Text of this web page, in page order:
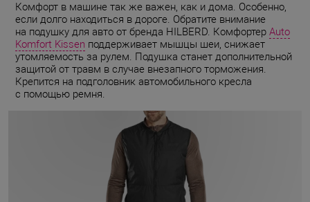
Комфорт в машине так же важен, как и дома. Особенно,
если долго находиться в дороге. Обратите внимание
на подушку для авто от бренда HILBERD. Комфортер Auto
Komfort Kissen поддерживает мышцы шеи, снижает
утомляемость за рулем. Подушка станет дополнительной
защитой от травм в случае внезапного торможения.
Крепится на подголовник автомобильного кресла
с помощью ремня.